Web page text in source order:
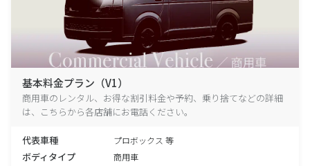
基本料金プラン（V1）
商用車のレンタル、お得な割引料金や予約、乗り捨てなどの詳細
は、こちらから各店舗にお電話ください。
代表車種 プロボックス 等
ボディタイプ 商用車